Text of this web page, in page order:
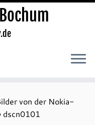
von der Nokia-
dscn0101